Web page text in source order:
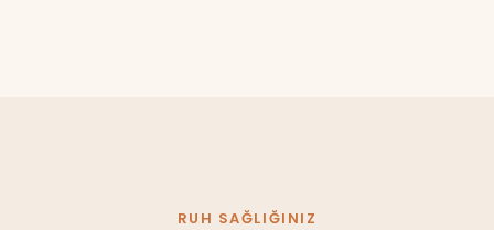
RUH SAĞLIĞINIZ